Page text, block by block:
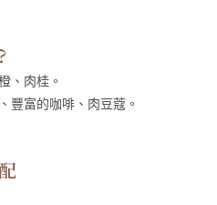
、肉桂。
豐富的咖啡、肉豆蔻。